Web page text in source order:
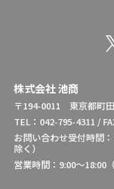
株式会社 池商
〒194-0011 東京都町
TEL：042-795-4311 /
お問い合わせ受付時間
除く）
営業時間：9:00～18:00